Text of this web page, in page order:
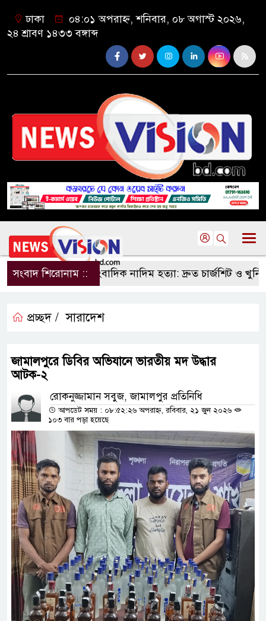
ঢাকা
০৪:০১ অপরাহ্ন, শনিবার, ০৮ অগাস্ট ২০২৬,
২৪ শ্রাবণ ১৪৩৩ বঙ্গাব্দ
সংবাদ শিরোনাম ::সাংবাদিক নাদিম হত্যা: দ্রুত চার্জশিট ও
প্রচ্ছদ / সারাদেশ
জামালপুরে ডিবির অভিযানে ভারতীয় মদ উদ্ধার
আটক-২
রোকনুজ্জামান সবুজ, জামালপুর প্রতিনিধি
আপডেট সময় : ০৮:৫২:২৬ অপরাহ্ন, রবিবার, ২১ জুন ২০২৬
১০৩ বার পড়া হয়েছে